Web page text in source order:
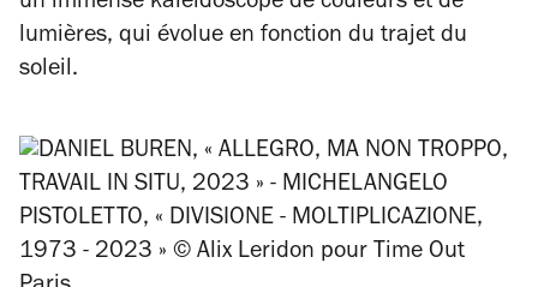
lumières, qui évolue en fonction du trajet du
soleil.